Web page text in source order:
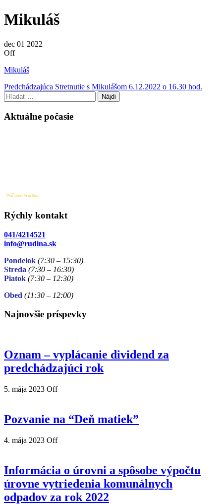
Mikuláš
dec 01 2022
Off
Mikuláš
Navigácia
v
článku
Predchádzajúci
príspevok
Predchádzajúca Stretnutie s Mikulášom 6.12.2022 o 16.30 hod.
Hľadať:
Aktuálne počasie
Počasie Rudina
Rýchly kontakt
041/4214521
info@rudina.sk
Pondelok (7:30 – 15:30)
Streda (7:30 – 16:30)
Piatok (7:30 – 12:30)
Obed (11:30 – 12:00)
Najnovšie príspevky
Oznam – vyplácanie dividend za
predchádzajúci rok
5. mája 2023 Off
Pozvanie na “Deň matiek”
4. mája 2023 Off
Informácia o úrovni a spôsobe výpočtu
úrovne vytriedenia komunálnych
odpadov za rok 2022